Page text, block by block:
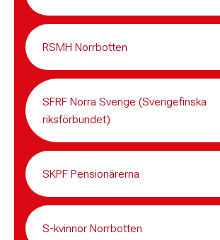
RSMH Norrbotten
SFRF Norra Sverige (Sverigefinska
riksförbundet)
SKPF Pensionärerna
S-kvinnor Norrbotten